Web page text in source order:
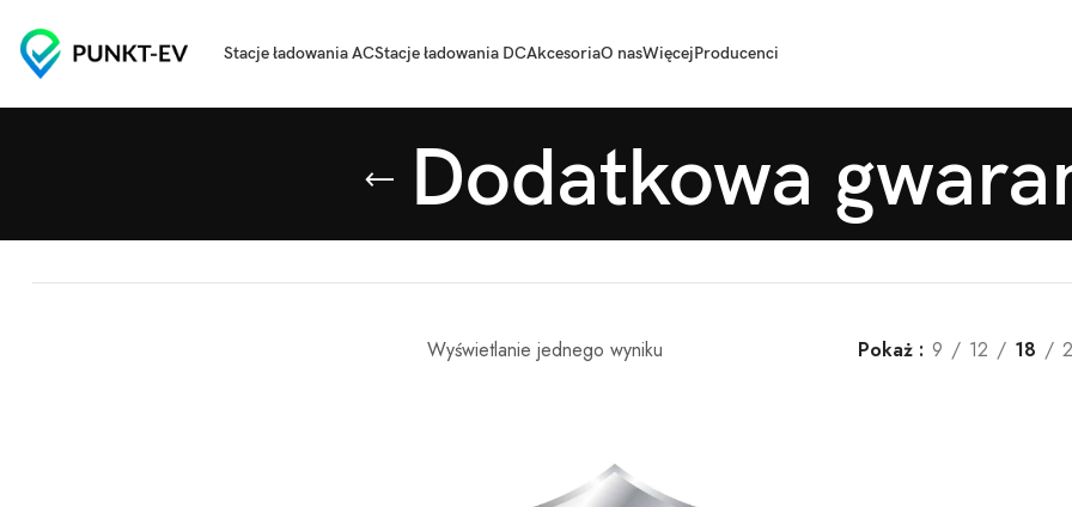
Stacje ładowania ACStacje ładowania DCAkcesoriaO nasWięcejProducenci
Dodatkowa
Wyświetlanie jednego wyniku Pokaż 9 12 18